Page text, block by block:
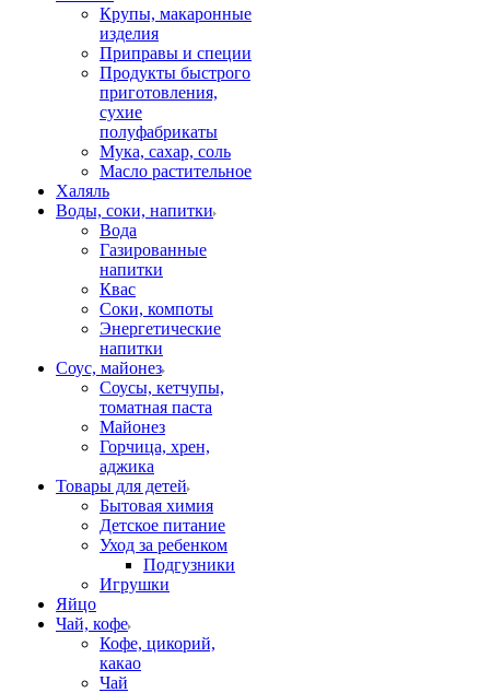
Крупы, макаронные
изделия
Приправы и специи
Продукты быстрого
приготовления,
сухие
полуфабрикаты
Мука, сахар, соль
Масло растительное
Халяль
Воды, соки, напитки
Вода
Газированные
напитки
Квас
Соки, компоты
Энергетические
напитки
Соус, майонез
Соусы, кетчупы,
томатная паста
Майонез
Горчица, хрен,
аджика
Товары для детей
Бытовая химия
Детское питание
Уход за ребенком
Подгузники
Игрушки
Яйцо
Чай, кофе
Кофе, цикорий,
какао
Чай